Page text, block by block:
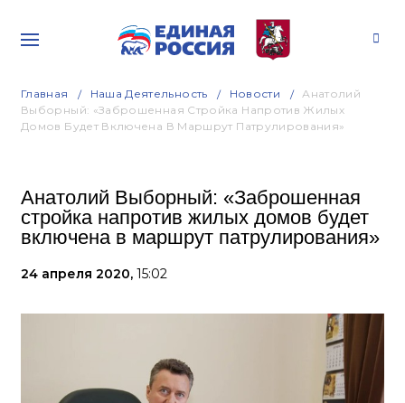
Главная Наша Деятельность Новости
Анатолий
Выборный: «Заброшенная Стройка Напротив Жилых
Домов Будет Включена В Маршрут Патрулирования»
Анатолий Выборный: «Заброшенная
стройка напротив жилых домов будет
включена в маршрут патрулирования»
24 апреля 2020, 15:02